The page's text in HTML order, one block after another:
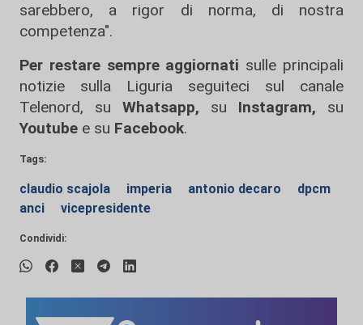
sarebbero, a rigor di norma, di nostra
competenza".
Per restare sempre aggiornati sulle principali
notizie sulla Liguria seguiteci sul canale
Telenord, su
Whatsapp, su Instagram, su
Youtube e su Facebook.
Tags:
claudio scajola imperia antonio decaro
dpcm
anci
vicepresidente
Condividi: